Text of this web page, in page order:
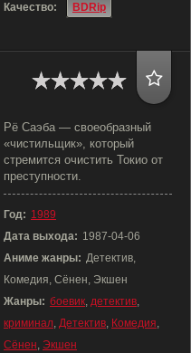
Качество:
BDRip
Рё Саэба — своеобразный
«чистильщик», который
стремится очистить Токио от
преступности.
Год: 1989
Дата выхода: 1987-04-06
Аниме жанры: Детектив,
Комедия, Сёнен, Экшен
Жанры: боевик, детектив,
криминал, Детектив, Комедия,
Сёнен, Экшен